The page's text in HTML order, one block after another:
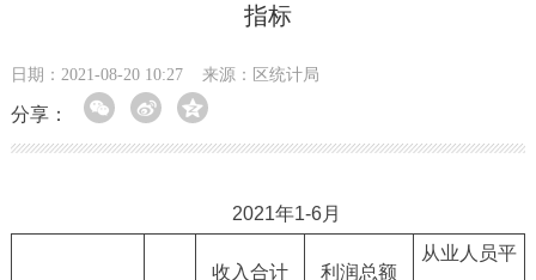
指标
日期：2021-08-20 10:27 来源：区统计局
分享：
2021年1-6月
收入合计
利润总额
从业人员平